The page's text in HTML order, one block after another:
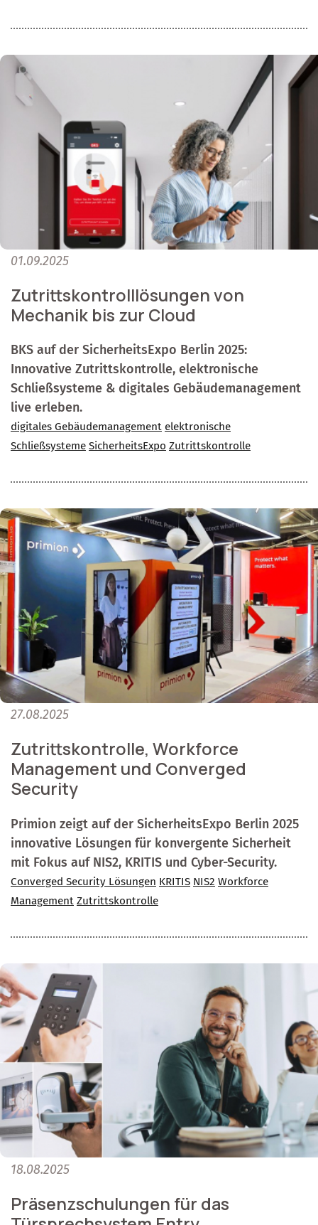
01.09.2025
Zutrittskontrolllösungen von
Mechanik bis zur Cloud
BKS auf der SicherheitsExpo Berlin 2025:
Innovative Zutrittskontrolle, elektronische
Schließsysteme & digitales Gebäudemanagement
live erleben.
digitales Gebäudemanagement elektronische
Schließsysteme SicherheitsExpo Zutrittskontrolle
27.08.2025
Zutrittskontrolle, Workforce
Management und Converged
Security
Primion zeigt auf der SicherheitsExpo Berlin 2025
innovative Lösungen für konvergente Sicherheit
mit Fokus auf NIS2, KRITIS und Cyber-Security.
Converged Security Lösungen KRITIS NIS2 Workforce
Management Zutrittskontrolle
18.08.2025
Präsenzschulungen für das